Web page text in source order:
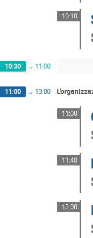
10:10
10:30 → 11:00
11:00 → 13:00
11:00
11:40
12:00